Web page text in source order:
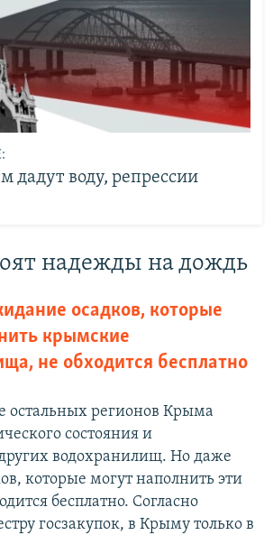
дадут воду, репрессии
надежды на дождь
осадков, которые
крымские
не обходится бесплатно
остальных регионов Крыма
состояния и
водохранилищ. Но даже
которые могут наполнить эти
бесплатно. Согласно
госзакупок, в Крыму только в